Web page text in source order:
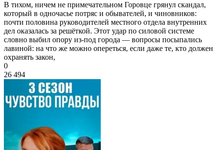
В тихом, ничем не примечательном Горовце грянул скандал,
который в одночасье потряс и обывателей, и чиновников:
почти половина руководителей местного отдела внутренних
дел оказалась за решёткой. Этот удар по силовой системе
словно выбил опору из-под города — вопросы посыпались
лавиной: на что же можно опереться, если даже те, кто должен
охранять закон,
0
26 494